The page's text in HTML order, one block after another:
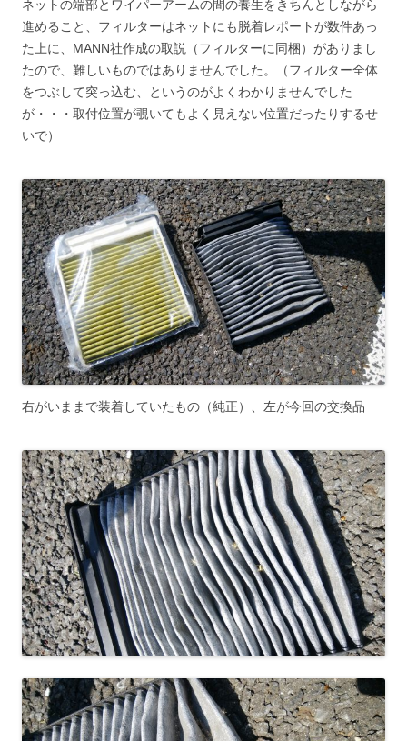
ネットの端部とワイパーアームの間の養生をきちんとしながら
進めること、フィルターはネットにも脱着レポートが数件あっ
た上に、MANN社作成の取説（フィルターに同梱）がありまし
たので、難しいものではありませんでした。（フィルター全体
をつぶして突っ込む、というのがよくわかりませんでした
が・・・取付位置が覗いてもよく見えない位置だったりするせ
いで）
右がいままで装着していたもの（純正）、左が今回の交換品